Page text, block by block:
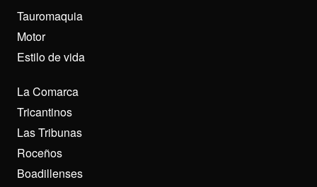
Tauromaquia
Motor
Estilo de vida
La Comarca
Tricantinos
Las Tribunas
Roceños
Boadillenses